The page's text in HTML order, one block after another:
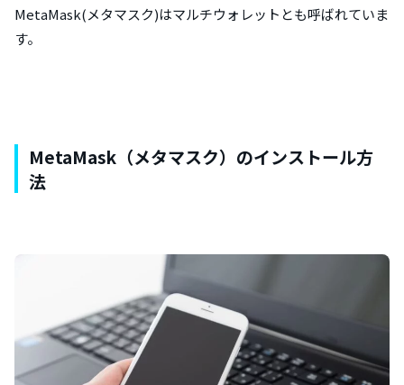
MetaMask(メタマスク)はマルチウォレットとも呼ばれていま
す。
MetaMask（メタマスク）のインストール方
法